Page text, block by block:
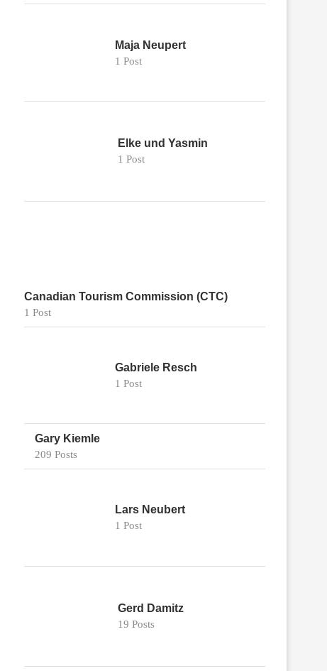
Maja Neupert
1 Post
Elke und Yasmin
1 Post
Canadian Tourism Commission (CTC)
1 Post
Gabriele Resch
1 Post
Gary Kiemle
209 Posts
Lars Neubert
1 Post
Gerd Damitz
19 Posts